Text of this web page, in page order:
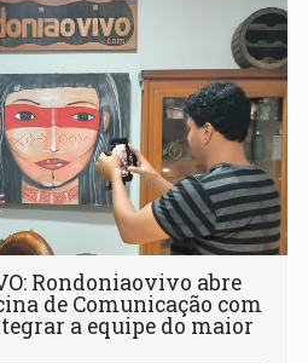
Rondoniaovivo abre
de Comunicação com
a equipe do maior